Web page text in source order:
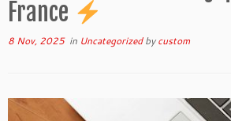
France
8 Nov, 2025in Uncategorizedbycustom